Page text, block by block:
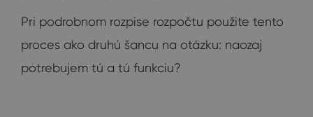
Pri podrobnom rozpise rozpočtu použite tento
proces ako druhú šancu na otázku: naozaj
potrebujem tú a tú funkciu?